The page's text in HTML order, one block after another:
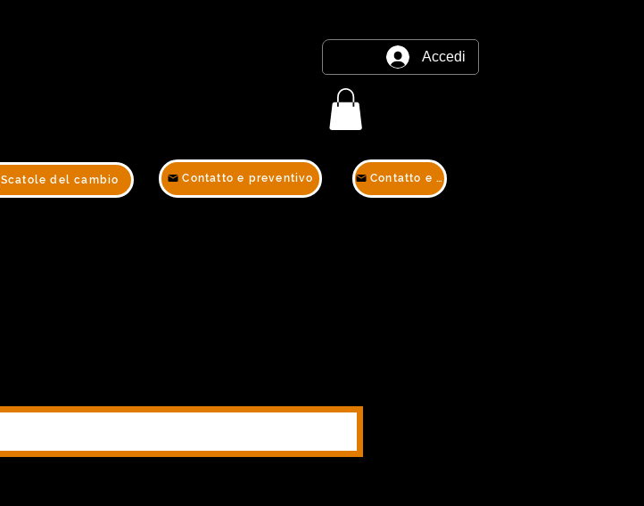
Scatole del cambio
Accedi
Contatto e preventivo Contatto e preventivo